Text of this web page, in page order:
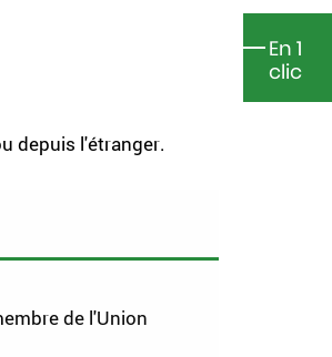
En 1
clic
depuis l'étranger.
de l'Union